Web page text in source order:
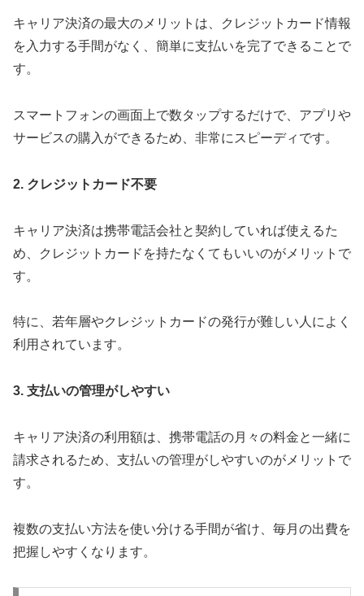
キャリア決済の最大のメリットは、クレジットカード情報
を入力する手間がなく、簡単に支払いを完了できることで
す。
スマートフォンの画面上で数タップするだけで、アプリや
サービスの購入ができるため、非常にスピーディです。
2. クレジットカード不要
キャリア決済は携帯電話会社と契約していれば使えるた
め、クレジットカードを持たなくてもいいのがメリットで
す。
特に、若年層やクレジットカードの発行が難しい人によく
利用されています。
3. 支払いの管理がしやすい
キャリア決済の利用額は、携帯電話の月々の料金と一緒に
請求されるため、支払いの管理がしやすいのがメリットで
す。
複数の支払い方法を使い分ける手間が省け、毎月の出費を
把握しやすくなります。